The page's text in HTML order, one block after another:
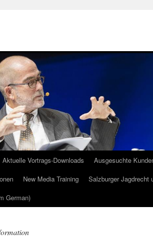
Aktuelle Vortrags-Downloads Ausgesuchte
New Media Training
Salzburger Jagdrecht
German)